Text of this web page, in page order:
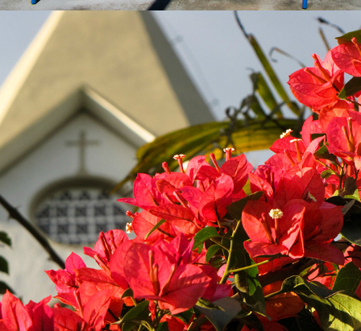
2023
DOUTOR PEDRINHO